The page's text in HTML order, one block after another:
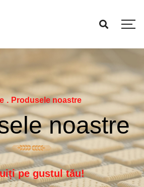
. Produsele noastre
noastre
pe gustul tău!